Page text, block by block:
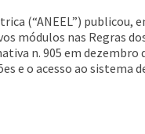
(“ANEEL”) publicou,
módulos nas Regras
n. 905 em dezembro
e o acesso ao sistema